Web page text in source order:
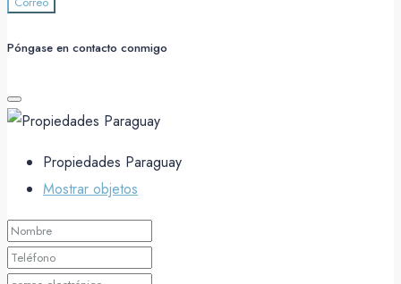
Póngase en contacto conmigo
Propiedades Paraguay
Mostrar objetos